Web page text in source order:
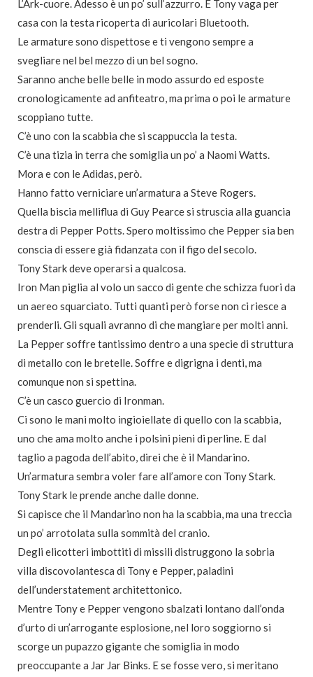
L’Ark-cuore. Adesso è un po’ sull’azzurro. E Tony vaga per
casa con la testa ricoperta di auricolari Bluetooth.
Le armature sono dispettose e ti vengono sempre a
svegliare nel bel mezzo di un bel sogno.
Saranno anche belle belle in modo assurdo ed esposte
cronologicamente ad anfiteatro, ma prima o poi le armature
scoppiano tutte.
C’è uno con la scabbia che si scappuccia la testa.
C’è una tizia in terra che somiglia un po’ a Naomi Watts.
Mora e con le Adidas, però.
Hanno fatto verniciare un’armatura a Steve Rogers.
Quella biscia melliflua di Guy Pearce si struscia alla guancia
destra di Pepper Potts. Spero moltissimo che Pepper sia ben
conscia di essere già fidanzata con il figo del secolo.
Tony Stark deve operarsi a qualcosa.
Iron Man piglia al volo un sacco di gente che schizza fuori da
un aereo squarciato. Tutti quanti però forse non ci riesce a
prenderli. Gli squali avranno di che mangiare per molti anni.
La Pepper soffre tantissimo dentro a una specie di struttura
di metallo con le bretelle. Soffre e digrigna i denti, ma
comunque non si spettina.
C’è un casco guercio di Ironman.
Ci sono le mani molto ingioiellate di quello con la scabbia,
uno che ama molto anche i polsini pieni di perline. E dal
taglio a pagoda dell’abito, direi che è il Mandarino.
Un’armatura sembra voler fare all’amore con Tony Stark.
Tony Stark le prende anche dalle donne.
Si capisce che il Mandarino non ha la scabbia, ma una treccia
un po’ arrotolata sulla sommità del cranio.
Degli elicotteri imbottiti di missili distruggono la sobria
villa discovolantesca di Tony e Pepper, paladini
dell’understatement architettonico.
Mentre Tony e Pepper vengono sbalzati lontano dall’onda
d’urto di un’arrogante esplosione, nel loro soggiorno si
scorge un pupazzo gigante che somiglia in modo
preoccupante a Jar Jar Binks. E se fosse vero, si meritano